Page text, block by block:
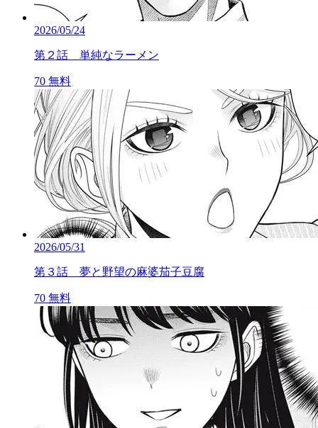
2026/05/24
第２話 単純なラーメン
70 無料
2026/05/31
第３話 夢と野望の麻婆茄子豆腐
70 無料